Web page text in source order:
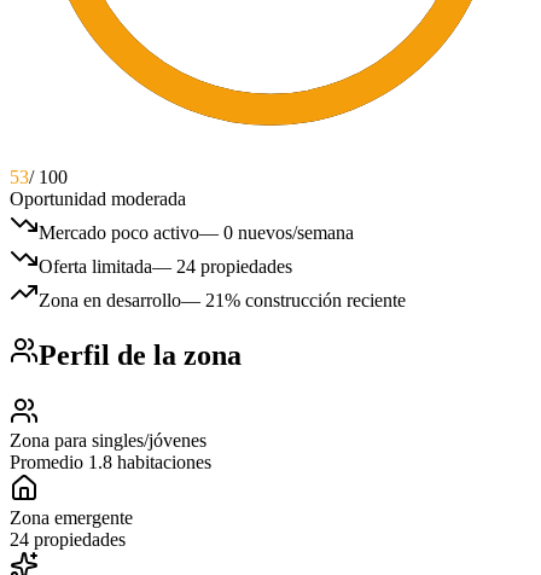
53/ 100
Oportunidad moderada
Mercado poco activo— 0 nuevos/semana
Oferta limitada— 24 propiedades
Zona en desarrollo— 21% construcción reciente
Perfil de la zona
Zona para singles/jóvenes
Promedio 1.8 habitaciones
Zona emergente
24 propiedades